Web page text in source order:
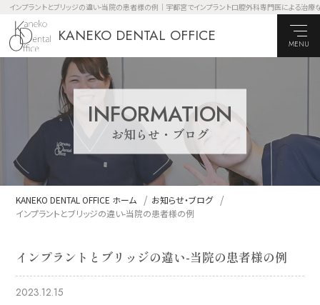
インプラントとブリッジの違い-当院の患者様の例｜宇都宮でインプラント口腔外科専門医による治療な
KANEKO DENTAL OFFICE MENU
INFORMATION
お知らせ・ブログ
KANEKO DENTAL OFFICE ホーム
お知らせ・ブログ
インプラントとブリッジの違い-当院の患者様の例
インプラントとブリッジの違い-当院の患者様の例
2023.12.15